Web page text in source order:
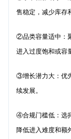
售稳定，减少库存
②品类容量适中：
进入过度饱和或容
③增长潜力大：优
续发展。
④合规门槛低：选
降低进入难度和额